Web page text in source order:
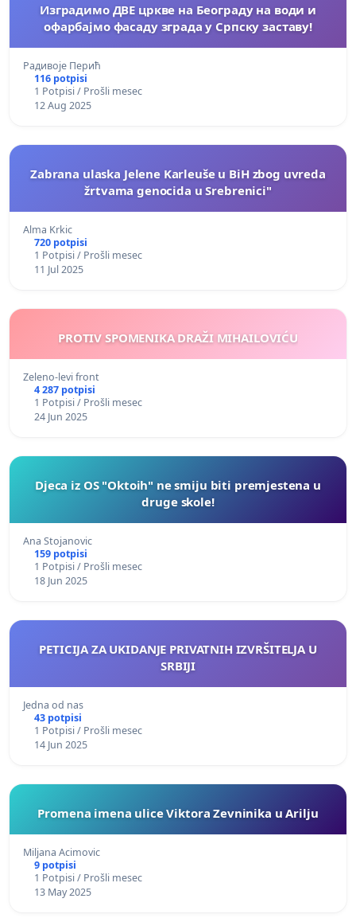
Изградимо ДВЕ цркве на Београду на води и
офарбајмо фасаду зграда у Српску заставу!
Радивоје Перић
116 potpisi
1 Potpisi / Prošli mesec
12 Aug 2025
Zabrana ulaska Jelene Karleuše u BiH zbog uvreda
žrtvama genocida u Srebrenici"
Alma Krkic
720 potpisi
1 Potpisi / Prošli mesec
11 Jul 2025
PROTIV SPOMENIKA DRAŽI MIHAILOVIĆU
Zeleno-levi front
4 287 potpisi
1 Potpisi / Prošli mesec
24 Jun 2025
Djeca iz OS "Oktoih" ne smiju biti premjestena u
druge skole!
Ana Stojanovic
159 potpisi
1 Potpisi / Prošli mesec
18 Jun 2025
PETICIJA ZA UKIDANJE PRIVATNIH IZVRŠITELJA U
SRBIJI
Jedna od nas
43 potpisi
1 Potpisi / Prošli mesec
14 Jun 2025
Promena imena ulice Viktora Zevninika u Arilju
Miljana Acimovic
9 potpisi
1 Potpisi / Prošli mesec
13 May 2025